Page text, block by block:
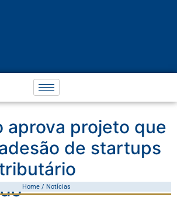
aprova projeto que
de startups
Home / Notícias